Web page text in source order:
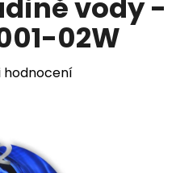
vody -
02W
hodnocení